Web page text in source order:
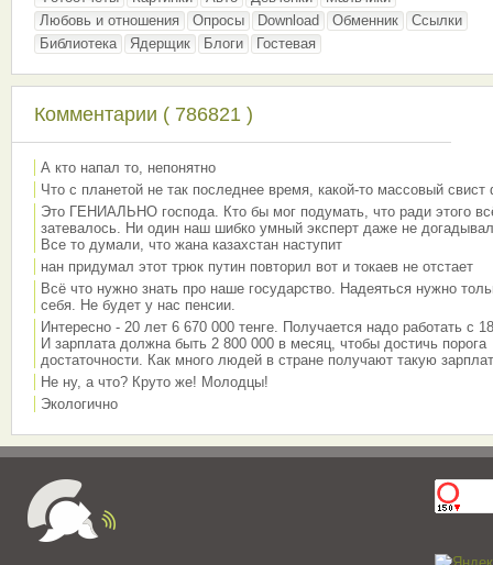
Любовь и отношения
Опросы Download Обменник
Ссылки
Библиотека
Ядерщик Блоги Гостевая
Комментарии ( 786821 )
А кто напал то, непонятно
Что с планетой не так последнее время, какой-то массовый свист
Это ГЕНИАЛЬНО господа. Кто бы мог подумать, что ради этого
затевалось. Ни один наш шибко умный эксперт даже не
Все то думали, что жана казахстан наступит
нан придумал этот трюк путин повторил вот и токаев не отстает
Всё что нужно знать про наше государство. Надеяться нужно
себя. Не будет у нас пенсии.
Интересно - 20 лет 6 670 000 тенге. Получается надо работать с
И зарплата должна быть 2 800 000 в месяц, чтобы достичь порога
достаточности. Как много людей в стране получают такую
Не ну, а что? Круто же! Молодцы!
Экологично